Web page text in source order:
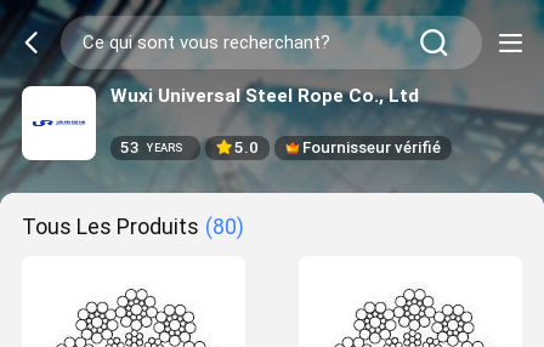
Wuxi Universal Steel Rope Co., Ltd
53 YEARS 5.0 Fournisseur vérifié
Tous Les Produits (80)